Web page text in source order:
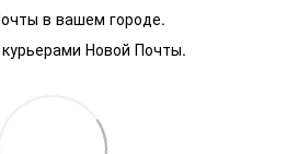
в вашем городе.
Новой Почты.